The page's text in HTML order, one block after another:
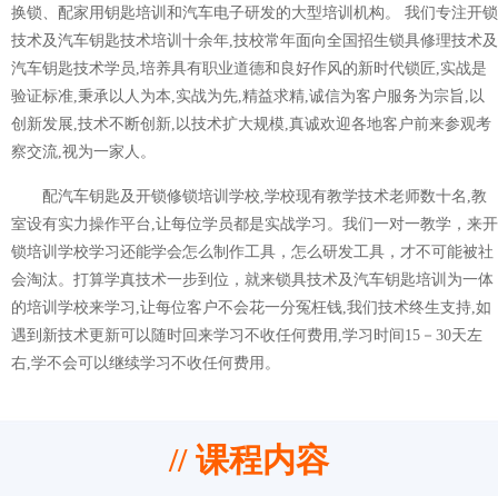
换锁、配家用钥匙培训和汽车电子研发的大型培训机构。 我们专注开锁
技术及汽车钥匙技术培训十余年,技校常年面向全国招生锁具修理技术及
汽车钥匙技术学员,培养具有职业道德和良好作风的新时代锁匠,实战是
验证标准,秉承以人为本,实战为先,精益求精,诚信为客户服务为宗旨,以
创新发展,技术不断创新,以技术扩大规模,真诚欢迎各地客户前来参观考
察交流,视为一家人。
配汽车钥匙及开锁修锁培训学校,学校现有教学技术老师数十名,教
室设有实力操作平台,让每位学员都是实战学习。我们一对一教学，来开
锁培训学校学习还能学会怎么制作工具，怎么研发工具，才不可能被社
会淘汰。打算学真技术一步到位，就来锁具技术及汽车钥匙培训为一体
的培训学校来学习,让每位客户不会花一分冤枉钱,我们技术终生支持,如
遇到新技术更新可以随时回来学习不收任何费用,学习时间15－30天左
右,学不会可以继续学习不收任何费用。
// 课程内容